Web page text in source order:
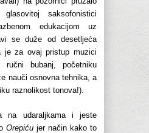
saksofonistici
edukacijom uz
se duže od desetljeća
je za ovaj pristup muzici
ručni bubanj, početniku
nauči osnovna tehnika, a
raznolikost tonova!).
na udaraljkama i jeste
Orepiću jer način kako to